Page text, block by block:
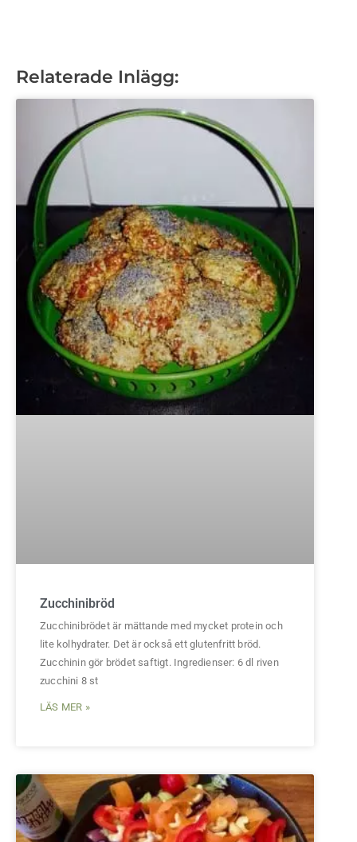
Relaterade Inlägg:
Zucchinibröd
Zucchinibrödet är mättande med mycket protein och
lite kolhydrater. Det är också ett glutenfritt bröd.
Zucchinin gör brödet saftigt. Ingredienser: 6 dl riven
zucchini 8 st
LÄS MER »